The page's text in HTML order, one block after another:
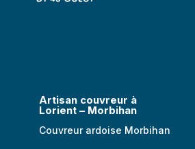
Artisan couvreur à
Lorient – Morbihan
Couvreur ardoise Morbihan